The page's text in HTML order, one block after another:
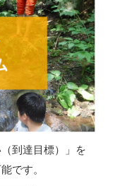
到達目標）」を
です。